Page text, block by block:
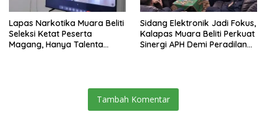
Lapas Narkotika Muara Beliti
Seleksi Ketat Peserta
Magang, Hanya Talenta
Sidang Elektronik Jadi Fokus,
Kalapas Muara Beliti Perkuat
Sinergi APH Demi Peradilan
Tambah Komentar